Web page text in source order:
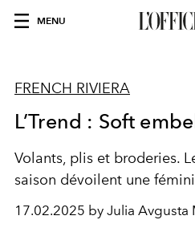
MENU
FRENCH RIVIERA
L’Trend : Soft
Volants, plis et broderies.
saison dévoilent une
17.02.2025 by Julia Avgusta